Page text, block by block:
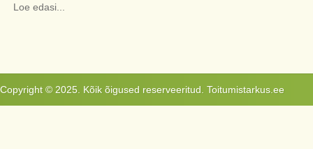
Loe edasi...
Copyright © 2025. Kõik õigused reserveeritud. Toitumistarkus.ee